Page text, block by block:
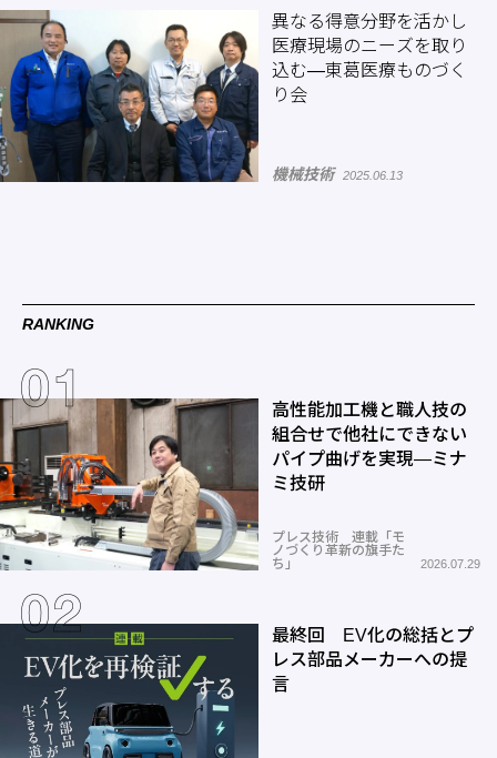
異なる得意分野を活かし
医療現場のニーズを取り
込む―東葛医療ものづく
り会
機械技術 2025.06.13
RANKING
高性能加工機と職人技の
組合せで他社にできない
パイプ曲げを実現―ミナ
ミ技研
プレス技術 連載「モ
ノづくり革新の旗手た
ち」
2026.07.29
最終回 EV化の総括とプ
レス部品メーカーへの提
言